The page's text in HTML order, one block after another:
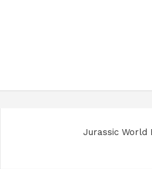
Jurassic World